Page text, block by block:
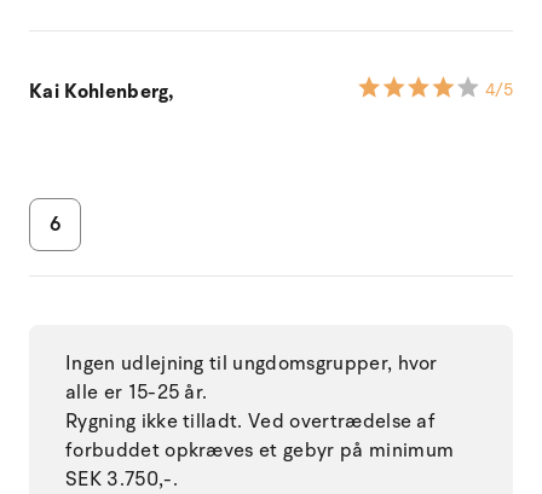
Kai Kohlenberg, 4/5
6
Ingen udlejning til ungdomsgrupper, hvor
alle er 15-25 år.
Rygning ikke tilladt. Ved overtrædelse af
forbuddet opkræves et gebyr på minimum
SEK 3.750,-.